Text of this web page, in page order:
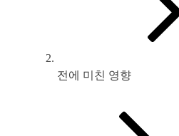
전에 미친 영향